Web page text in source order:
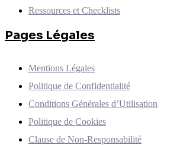
Ressources et Checklists
Pages Légales
Mentions Légales
Politique de Confidentialité
Conditions Générales d’Utilisation
Politique de Cookies
Clause de Non-Responsabilité